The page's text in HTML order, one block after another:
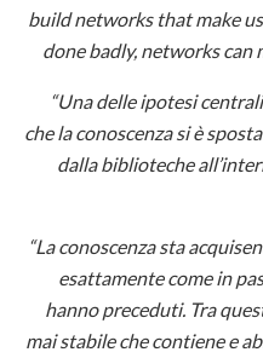
build networks that make
done badly, networks can
“Una delle ipotesi
che la conoscenza si è
dalla biblioteche
“La conoscenza sta
esattamente come in
hanno preceduti. Tra
mai stabile che contiene e